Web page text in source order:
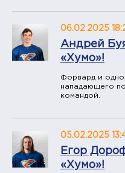
06.02.2025
Андрей
«Хумо»!
Форвард и
нападающего
командой.
05.02.2025
Егор
«Хумо»!